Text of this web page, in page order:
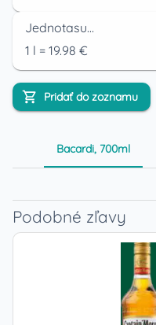
Jednotasupermarket
1 l = 19.98 €
Pridať do zoznamu
Bacardi, 700ml
Podobné zľavy